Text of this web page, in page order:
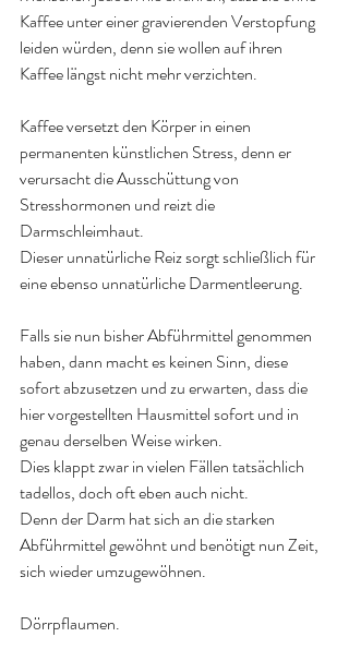
Kaffee unter einer gravierenden Verstopfung
leiden würden, denn sie wollen auf ihren
Kaffee längst nicht mehr verzichten.
Kaffee versetzt den Körper in einen
permanenten künstlichen Stress, denn er
verursacht die Ausschüttung von
Stresshormonen und reizt die
Darmschleimhaut.
Dieser unnatürliche Reiz sorgt schließlich für
eine ebenso unnatürliche Darmentleerung.
Falls sie nun bisher Abführmittel genommen
haben, dann macht es keinen Sinn, diese
sofort abzusetzen und zu erwarten, dass die
hier vorgestellten Hausmittel sofort und in
genau derselben Weise wirken.
Dies klappt zwar in vielen Fällen tatsächlich
tadellos, doch oft eben auch nicht.
Denn der Darm hat sich an die starken
Abführmittel gewöhnt und benötigt nun Zeit,
sich wieder umzugewöhnen.
Dörrpflaumen.